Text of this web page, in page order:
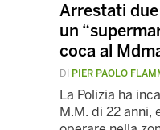
Arrestati
un
coca al
DI PIER PAOLO
La Polizia ha
M.M. di 22 anni,